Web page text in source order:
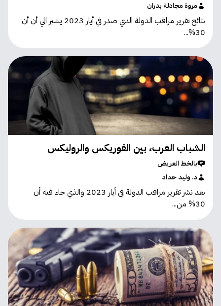
مروة مجادلة بدران
نتائج تقرير مراقب الدولة الذي صدر في أيار 2023 يشير الي أن أن
30%...
الشباب العرب، بين الفوريكس والروليكس
بالخط العريض
د. وليد حداد
بعد نشر تقرير مراقب الدولة في أيار 2023 والذي جاء فيه أن
30% من...